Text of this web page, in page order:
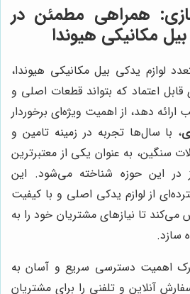
: همراهی مطمئن در
مکانیکی هیوندا
لوازم یدکی بیل مکانیکی هیوندا،
اعتماد که بتواند قطعات اصلی و
ارائه دهد، از اهمیت ویژه‌ای برخوردار
، با سال‌ها تجربه در زمینه تامین و
سنگین، به عنوان یکی از معتبرترین
در این حوزه شناخته می‌شود. این
از لوازم یدکی اصلی و با کیفیت
می‌کند تا نیازهای مشتریان خود را به
سازد.
اهمیت دسترسی سریع و آسان به
آنلاین و تلفنی را برای مشتریان